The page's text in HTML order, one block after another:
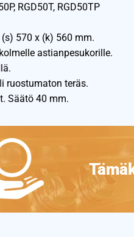
RGD50T, RGD50TP
570 x (k) 560 mm.
astianpesukorille.
ruostumaton teräs.
Säätö 40 mm.